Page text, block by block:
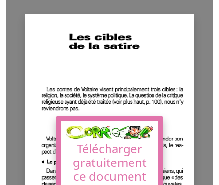
Télécharger
gratuitement
ce document